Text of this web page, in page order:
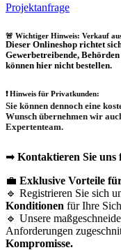
Projektanfrage
🚨 Wichtiger Hinweis: Verkauf
Dieser Onlineshop richtet
Gewerbetreibende,
können hier nicht bestellen.
❗Hinweis für Privatkunden:
Sie können dennoch eine
Wunsch übernehmen wir
Expertenteam.
➡ Kontaktieren Sie uns
💼 Exklusive Vorteile
🔹 Registrieren Sie sich
Konditionen für Ihre
🔹 Unsere
Anforderungen
Kompromisse.